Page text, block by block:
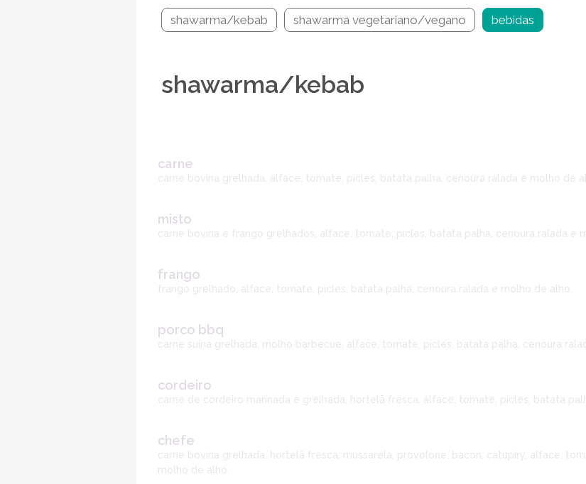
shawarma/kebab shawarma vegetariano/vegano bebidas
shawarma/kebab
carne
carne bovina grelhada, alface, tomate, picles, batata palha, cenoura ralada e molho de
misto
carne bovina e frango grelhados, alface, tomate, picles, batata palha, cenoura ralada e
frango
frango grelhado, alface, tomate, picles, batata palha, cenoura ralada e molho de alho.
porco bbq
carne suína grelhada, molho barbecue, alface, tomate, picles, batata palha, cenoura
cordeiro
carne de cordeiro marinada e grelhada, hortelã fresca, alface, tomate, picles, batata
chefe
carne bovina grelhada, hortelã fresca, mussarela, provolone, bacon, catupiry, alface,